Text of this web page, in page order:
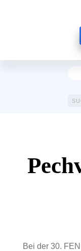
Bei der 30.